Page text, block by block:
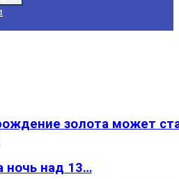
золота может
ночь над 13…